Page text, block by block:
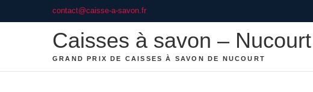
to
contact@caisse-a-savon.fr
Caisses à savon – Nucourt
GRAND PRIX DE CAISSES À SAVON DE NUCOURT